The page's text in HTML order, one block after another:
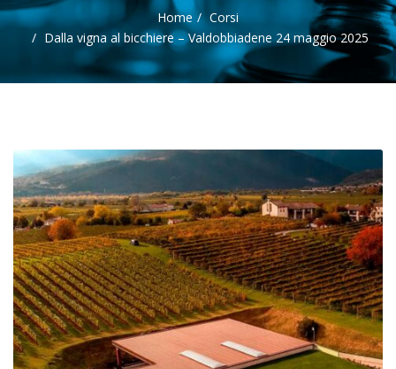
Home
Corsi
Dalla vigna al bicchiere – Valdobbiadene 24 maggio 2025